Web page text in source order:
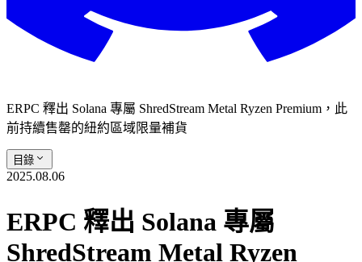
ERPC 釋出 Solana 專屬 ShredStream Metal Ryzen Premium，此
前持續售罄的紐約區域限量補貨
目錄
2025.08.06
ERPC 釋出 Solana 專屬
ShredStream Metal Ryzen